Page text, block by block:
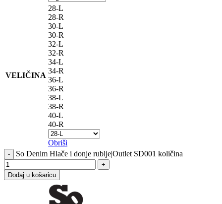
VELIČINA
28-L
28-R
30-L
30-R
32-L
32-R
34-L
34-R
36-L
36-R
38-L
38-R
40-L
40-R
Obriši
So Denim Hlače i donje rublje|Outlet SD001 količina
Dodaj u košaricu